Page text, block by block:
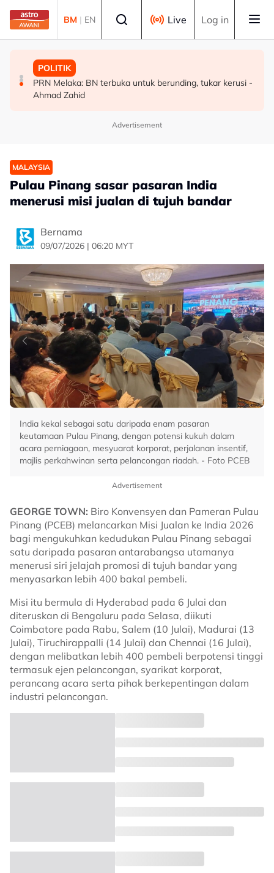
Skip to main content
BM | EN Live Log in
MALAYSIA
Malaysia bakal bina kilang fraksinasi plasma sendiri
dalam tempoh lima tahun - KKM
MALAYSIA
Rundingan import udang Thailand dijangka selesai
pertengahan bulan ini - Mohamad
POLITIK
PRN Melaka: BN terbuka untuk berunding, tukar kerusi -
Ahmad Zahid
Advertisement
MALAYSIA
Pulau Pinang sasar pasaran India
menerusi misi jualan di tujuh bandar
Bernama
09/07/2026 | 06:20 MYT
India kekal sebagai satu daripada enam pasaran
keutamaan Pulau Pinang, dengan potensi kukuh dalam
acara perniagaan, mesyuarat korporat, perjalanan insentif,
majlis perkahwinan serta pelancongan riadah. - Foto PCEB
Advertisement
GEORGE TOWN: Biro Konvensyen dan Pameran Pulau
Pinang (PCEB) melancarkan Misi Jualan ke India 2026
bagi mengukuhkan kedudukan Pulau Pinang sebagai
satu daripada pasaran antarabangsa utamanya
menerusi siri jelajah promosi di tujuh bandar yang
menyasarkan lebih 400 bakal pembeli.
Misi itu bermula di Hyderabad pada 6 Julai dan
diteruskan di Bengaluru pada Selasa, diikuti
Coimbatore pada Rabu, Salem (10 Julai), Madurai (13
Julai), Tiruchirappalli (14 Julai) dan Chennai (16 Julai),
dengan melibatkan lebih 400 pembeli berpotensi tinggi
termasuk ejen pelancongan, syarikat korporat,
perancang acara serta pihak berkepentingan dalam
industri pelancongan.